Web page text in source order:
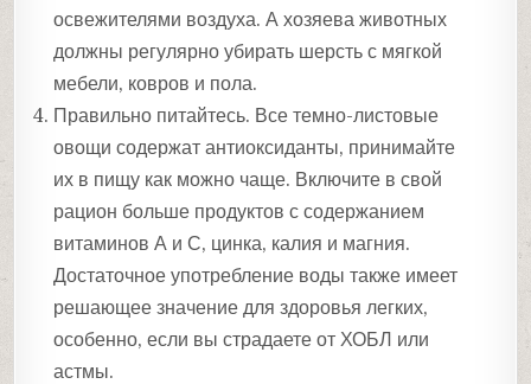
освежителями воздуха. А хозяева животных
должны регулярно убирать шерсть с мягкой
мебели, ковров и пола.
Правильно питайтесь. Все темно-листовые
овощи содержат антиоксиданты, принимайте
их в пищу как можно чаще. Включите в свой
рацион больше продуктов с содержанием
витаминов А и С, цинка, калия и магния.
Достаточное употребление воды также имеет
решающее значение для здоровья легких,
особенно, если вы страдаете от ХОБЛ или
астмы.